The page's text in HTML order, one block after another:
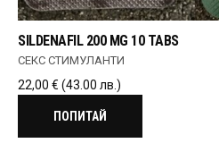
SILDENAFIL 200 MG 10 TABS
СЕКС СТИМУЛАНТИ
22,00 € (43.00 лв.)
ПОПИТАЙ